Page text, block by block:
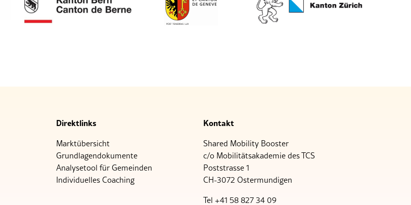
Direktlinks
Marktübersicht
Grundlagendokumente
Analysetool für Gemeinden
Individuelles Coaching
Kontakt
Shared Mobility Booster
c/o Mobilitätsakademie des TCS
Poststrasse 1
CH-3072 Ostermundigen
Tel +41 58 827 34 09